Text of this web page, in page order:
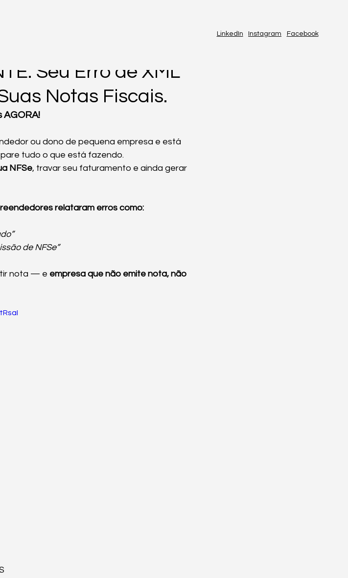
LinkedIn Instagram Facebook
Seu Erro de XML
Notas Fiscais.
ou dono de pequena empresa e está
pare tudo o que está fazendo.
NFSe, travar seu faturamento e ainda gerar
relataram erros como:
de NFSe”
nota — e empresa que não emite nota, não